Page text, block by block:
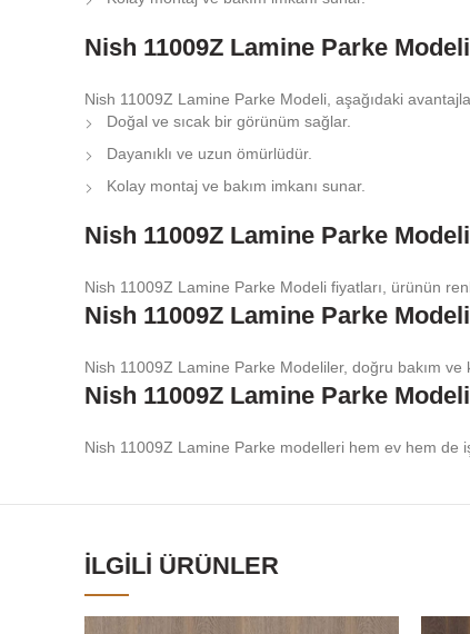
Nish 11009Z Lamine Parke
Nish 11009Z Lamine Parke Modeli, aşağıdaki
Doğal ve sıcak bir görünüm sağlar.
Dayanıklı ve uzun ömürlüdür.
Kolay montaj ve bakım imkanı sunar.
Nish 11009Z Lamine Parke
Nish 11009Z Lamine Parke Modeli fiyatları, ürünün
Nish 11009Z Lamine Parke
Nish 11009Z Lamine Parke Modeliler, doğru bakım ve
Nish 11009Z Lamine Parke
Nish 11009Z Lamine Parke modelleri hem ev hem de
İLGILI ÜRÜNLER